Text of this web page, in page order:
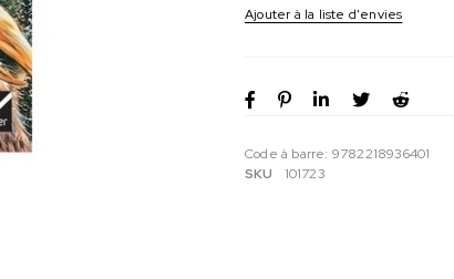
Code à barre: 9782218936401
SKU
101723